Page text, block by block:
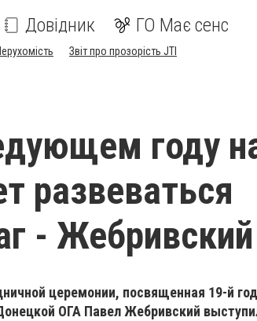
Довідник ГО Має сенс
Звіт про прозорість JTI
году
развеваться
- Жебривский
церемонии, посвященная 19-й
ОГА Павел Жебривский